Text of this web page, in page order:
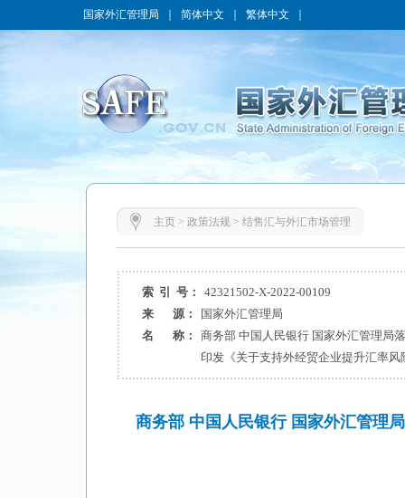
国家外汇管理局 简体中文 繁体中文
主页> 政策法规> 结售汇与外汇市场管理
索 引 号：
42321502-X-2022-00109
来 源：
国家外汇管理局
名 称：
商务部 中国人民银行 国家外汇管理局
印发《关于支持外经贸企业提升汇率风
商务部 中国人民银行 国家外汇管理